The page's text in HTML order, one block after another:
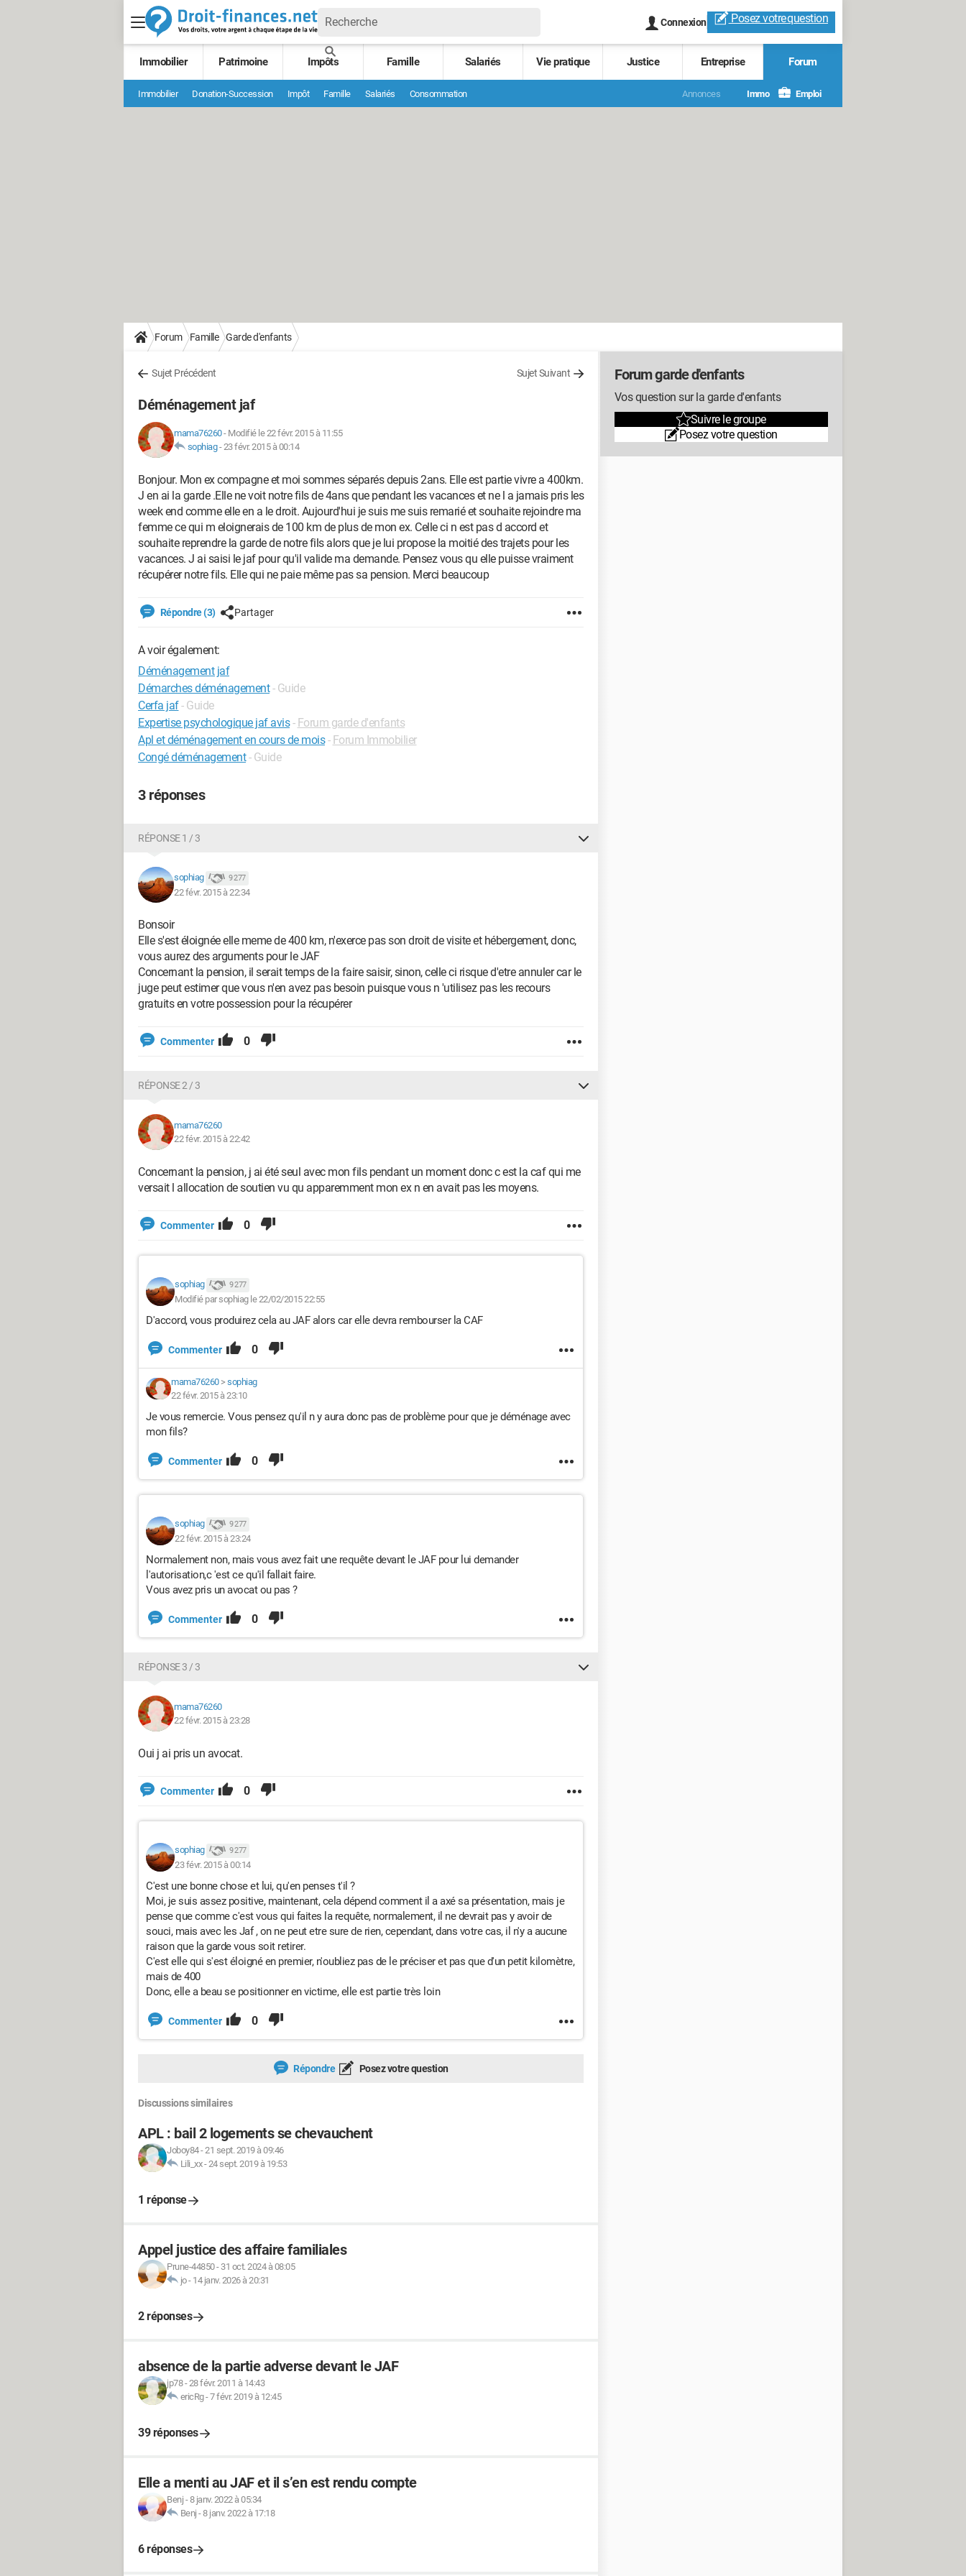
Connexion Posez votrequestion
Immobilier Patrimoine Impôts Famille Salariés Vie pratique Justice Entreprise Forum
Immobilier Donation-Succession Impôt Famille Salariés Consommation Annonces Immo Emploi
Forum Famille Garde d'enfants
Sujet Précédent Sujet Suivant
Déménagement jaf
mama76260- Modifié le 22 févr. 2015 à 11:55
sophiag-23 févr. 2015 à 00:14
Bonjour. Mon ex compagne et moi sommes séparés depuis 2ans. Elle est partie vivre a 400km.
J en ai la garde .Elle ne voit notre fils de 4ans que pendant les vacances et ne l a jamais pris les
week end comme elle en a le droit. Aujourd'hui je suis me suis remarié et souhaite rejoindre ma
femme ce qui m eloignerais de 100 km de plus de mon ex. Celle ci n est pas d accord et
souhaite reprendre la garde de notre fils alors que je lui propose la moitié des trajets pour les
vacances. J ai saisi le jaf pour qu'il valide ma demande. Pensez vous qu elle puisse vraiment
récupérer notre fils. Elle qui ne paie même pas sa pension. Merci beaucoup
Répondre (3) Partager
A voir également:
Déménagement jaf
Démarches déménagement - Guide
Cerfa jaf- Guide
Expertise psychologique jaf avis - Forum garde d'enfants
Apl et déménagement en cours de mois - Forum Immobilier
Congé déménagement - Guide
3 réponses
RÉPONSE 1 / 3
sophiag 9 277
22 févr. 2015 à 22:34
Bonsoir
Elle s'est éloignée elle meme de 400 km, n'exerce pas son droit de visite et hébergement, donc,
vous aurez des arguments pour le JAF
Concernant la pension, il serait temps de la faire saisir, sinon, celle ci risque d'etre annuler car le
juge peut estimer que vous n'en avez pas besoin puisque vous n 'utilisez pas les recours
gratuits en votre possession pour la récupérer
Commenter 0
RÉPONSE 2 / 3
mama76260
22 févr. 2015 à 22:42
Concernant la pension, j ai été seul avec mon fils pendant un moment donc c est la caf qui me
versait l allocation de soutien vu qu apparemment mon ex n en avait pas les moyens.
Commenter 0
sophiag 9 277
Modifié par sophiag le 22/02/2015 22:55
D'accord, vous produirez cela au JAF alors car elle devra rembourser la CAF
Commenter 0
mama76260> sophiag
22 févr. 2015 à 23:10
Je vous remercie. Vous pensez qu'il n y aura donc pas de problème pour que je déménage avec
mon fils?
Commenter 0
sophiag 9 277
22 févr. 2015 à 23:24
Normalement non, mais vous avez fait une requête devant le JAF pour lui demander
l'autorisation,c 'est ce qu'il fallait faire.
Vous avez pris un avocat ou pas ?
Commenter 0
RÉPONSE 3 / 3
mama76260
22 févr. 2015 à 23:28
Oui j ai pris un avocat.
Commenter 0
sophiag 9 277
23 févr. 2015 à 00:14
C'est une bonne chose et lui, qu'en penses t'il ?
Moi, je suis assez positive, maintenant, cela dépend comment il a axé sa présentation, mais je
pense que comme c'est vous qui faites la requête, normalement, il ne devrait pas y avoir de
souci, mais avec les Jaf , on ne peut etre sure de rien, cependant, dans votre cas, il n'y a aucune
raison que la garde vous soit retirer.
C'est elle qui s'est éloigné en premier, n'oubliez pas de le préciser et pas que d'un petit kilomètre,
mais de 400
Donc, elle a beau se positionner en victime, elle est partie très loin
Commenter 0
Répondre Posez votre question
Discussions similaires
APL : bail 2 logements se chevauchent
Joboy84-21 sept. 2019 à 09:46
Lili_xx-24 sept. 2019 à 19:53
1 réponse
Appel justice des affaire familiales
Prune-44850- 31 oct. 2024 à 08:05
jo- 14 janv. 2026 à 20:31
2 réponses
absence de la partie adverse devant le JAF
jp78-28 févr. 2011 à 14:43
ericRg-7 févr. 2019 à 12:45
39 réponses
Elle a menti au JAF et il s’en est rendu compte
Benj -8 janv. 2022 à 05:34
Benj -8 janv. 2022 à 17:18
6 réponses
Forum garde d'enfants
Vos question sur la garde d'enfants
Suivre le groupe
Posez votre question